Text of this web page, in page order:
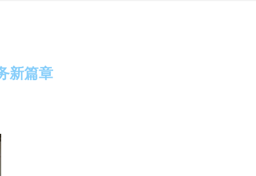
新篇章